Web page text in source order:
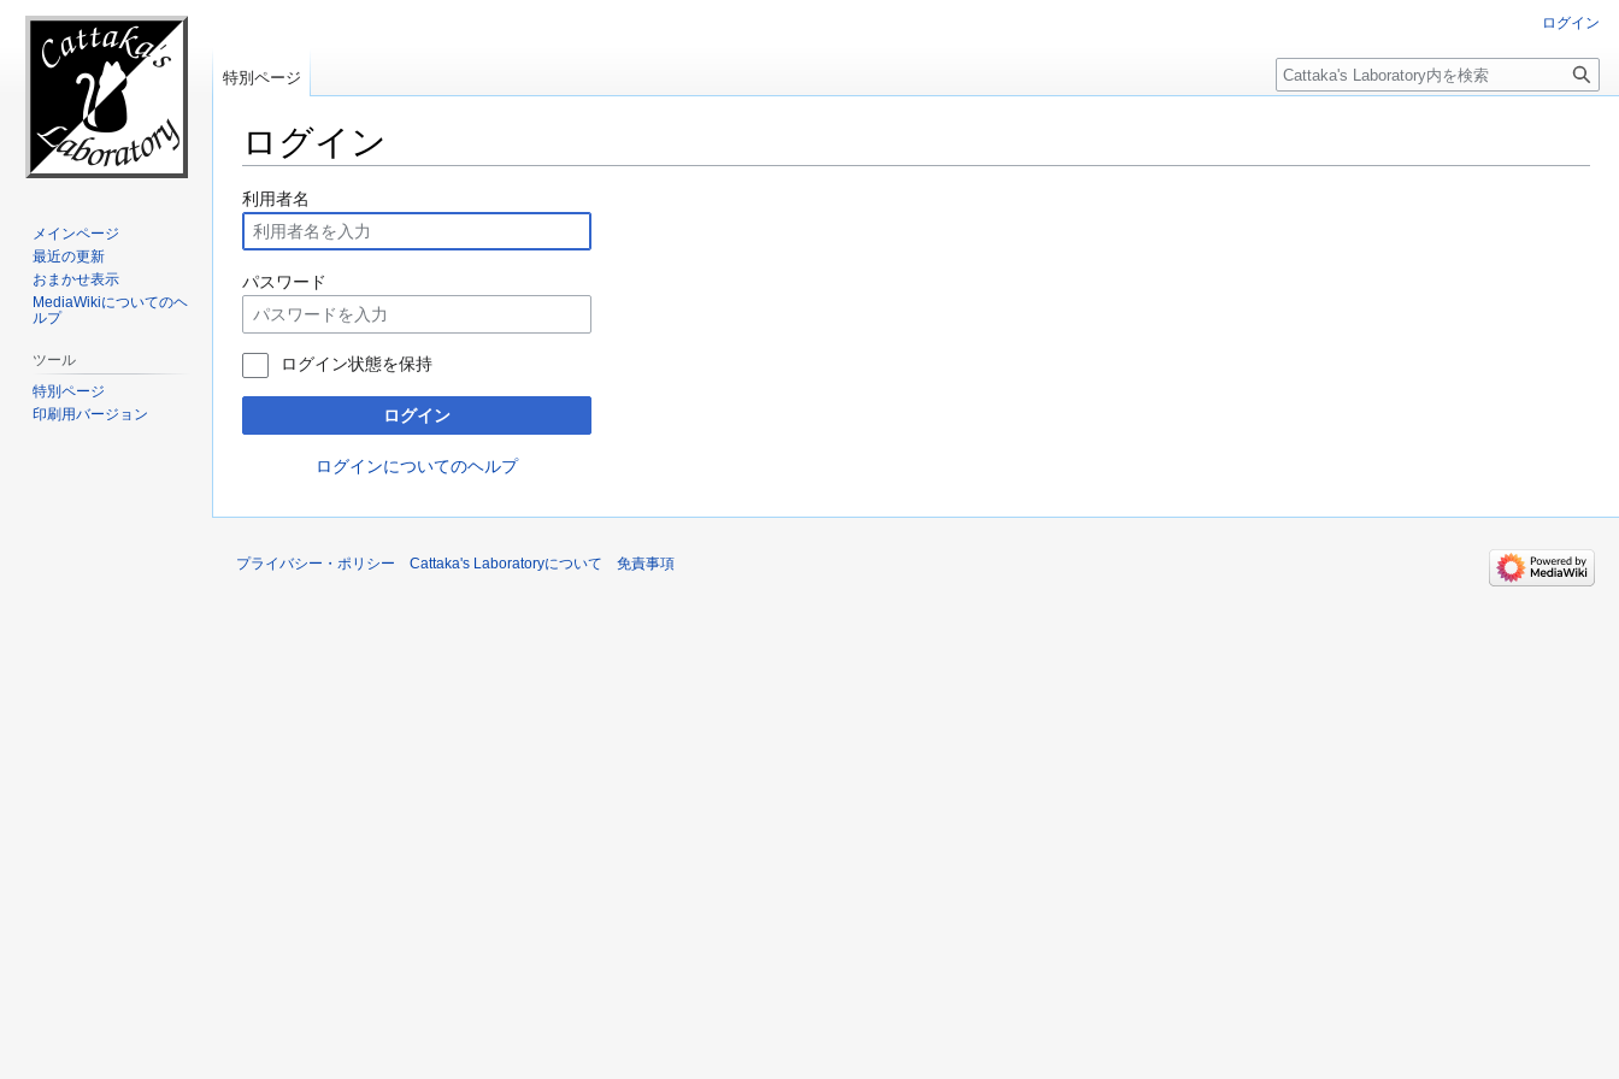
ログイン
ナ
ビ
ゲ
ー
シ
ョ
ン
に
動
検
索
に
移
動
利用者名
パスワード
ログイン状態を保持
ログイン
ログインについてのヘルプ
ログイン
特別ページ
検
メインページ
最近の更新
おまかせ表示
MediaWikiについてのヘ
ルプ
ツール
特別ページ
印刷用バージョン
プライバシー・ポリシー Cattaka's Laboratoryについて 免責事項